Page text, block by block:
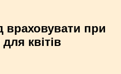
враховувати при
квітів